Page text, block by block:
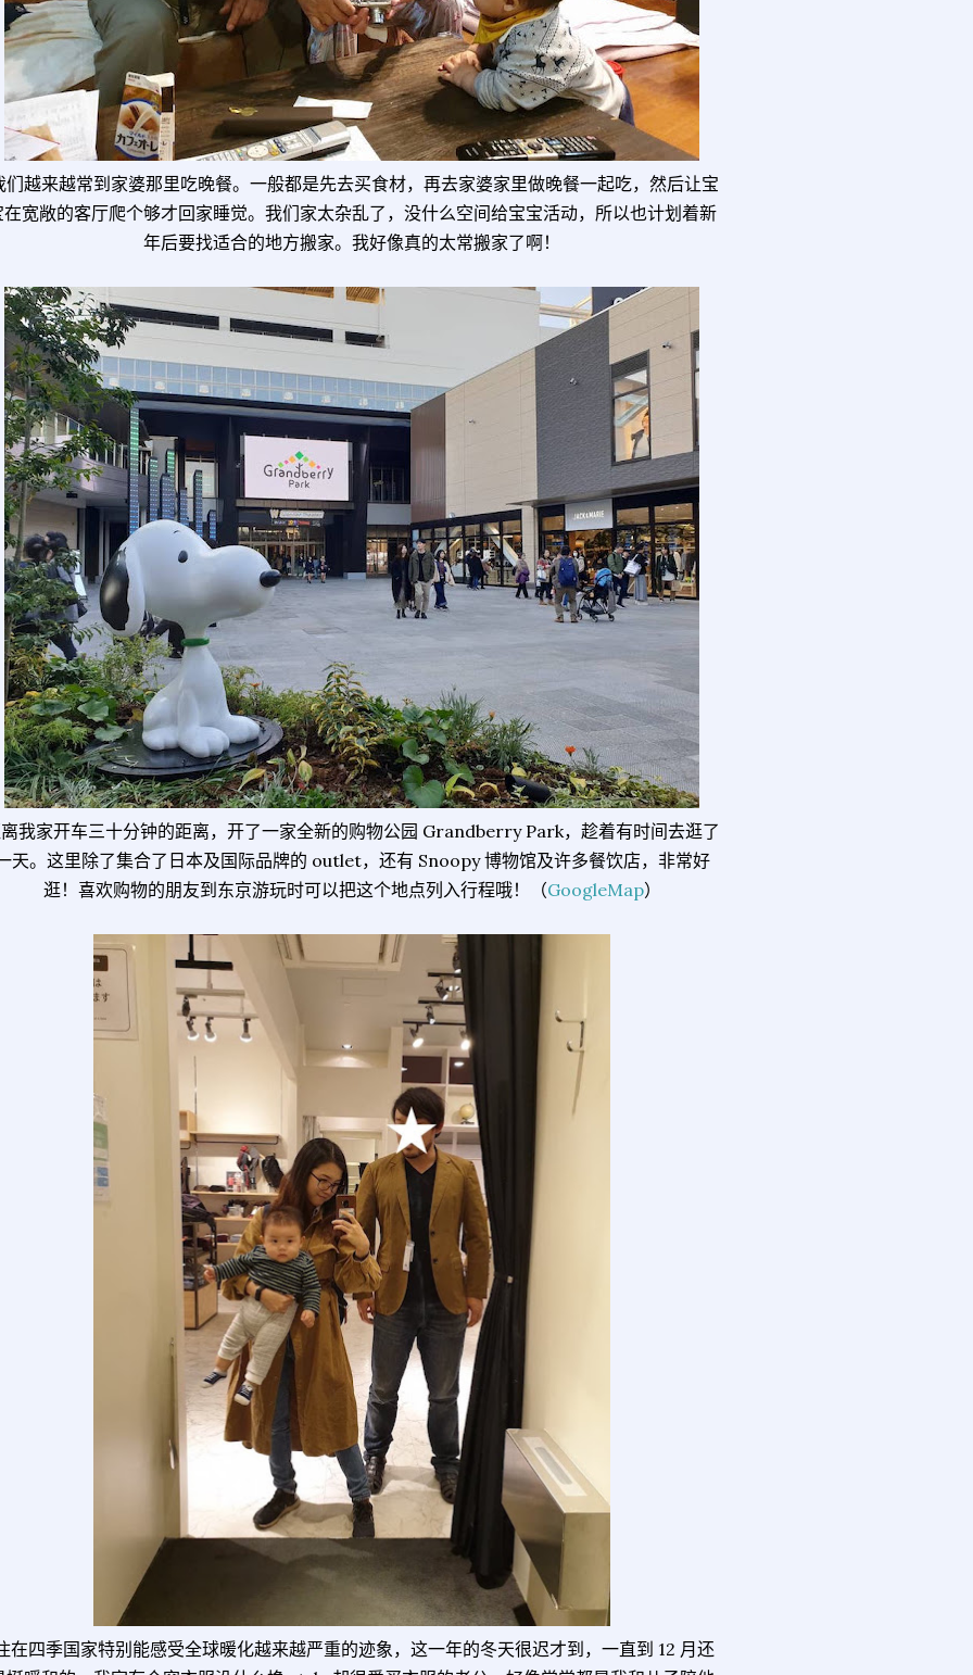
越来越常到家婆那里吃晚餐。一般都是先去买食材，再去家婆家里做晚餐一起吃，然后让宝
在宽敞的客厅爬个够才回家睡觉。我们家太杂乱了，没什么空间给宝宝活动，所以也计划着新
年后要找适合的地方搬家。我好像真的太常搬家了啊！
我家开车三十分钟的距离，开了一家全新的购物公园 Grandberry Park，趁着有时间去逛了
天。这里除了集合了日本及国际品牌的 outlet，还有 Snoopy 博物馆及许多餐饮店，非常好
逛！喜欢购物的朋友到东京游玩时可以把这个地点列入行程哦！（GoogleMap）
在四季国家特别能感受全球暖化越来越严重的迹象，这一年的冬天很迟才到，一直到 12 月还